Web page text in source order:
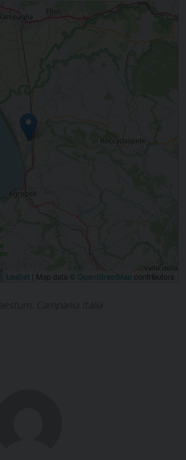
e le loro spose
Leaflet | Map data © OpenStreetMap contributors